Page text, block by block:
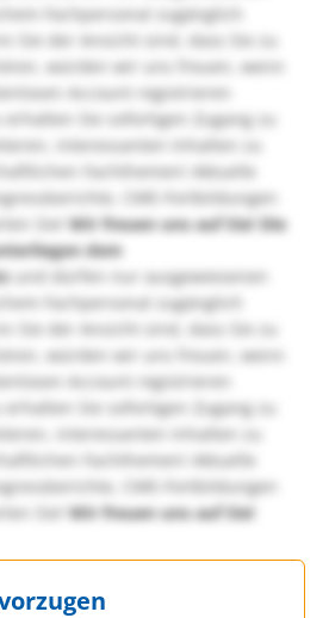
Fachpersonal zugänglich
Sie der Ansicht sind, dass Sie zu
würden wir uns freuen, wenn
Account registrieren
Sie sofortigen Zugang zu
interessanten Inhalten zu
Fachthemen! Aktuelle
CME-Fortbildungen
Sie!Wir freuen uns auf Sie! Die
dem
und dürfen nur ausgewiesenen
Fachpersonal zugänglich
Sie der Ansicht sind, dass Sie zu
würden wir uns freuen, wenn
Account registrieren
Sie sofortigen Zugang zu
interessanten Inhalten zu
Fachthemen! Aktuelle
CME-Fortbildungen
Sie!Wir freuen uns auf Sie!